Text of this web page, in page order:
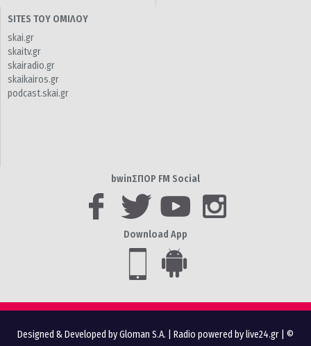
SITES ΤΟΥ ΟΜΙΛΟΥ
skai.gr
skaitv.gr
skairadio.gr
skaikairos.gr
podcast.skai.gr
bwinΣΠΟΡ FM Social
Download App
Designed & Developed by Gloman S.A. Radio powered by live24.gr | ©